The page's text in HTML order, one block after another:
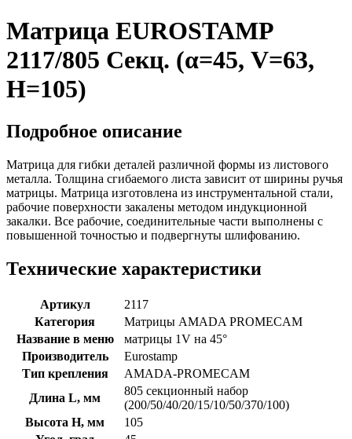
Матрица EUROSTAMP
2117/805 Секц. (α=45, V=63,
H=105)
Подробное описание
Матрица для гибки деталей различной формы из листового
металла. Толщина сгибаемого листа зависит от ширины ручья
матрицы. Матрица изготовлена из инструментальной стали,
рабочие поверхности закалены методом индукционной
закалки. Все рабочие, соединительные части выполнены с
повышенной точностью и подвергнуты шлифованию.
Технические характеристики
Артикул
2117
Категория
Матрицы AMADA PROMECAM
Название в меню
матрицы 1V на 45°
Производитель
Eurostamp
Тип крепления
AMADA-PROMECAM
Длина L, мм
805 секционный набор
(200/50/40/20/15/10/50/370/100)
Высота H, мм
105